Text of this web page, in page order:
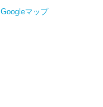
Googleマップ